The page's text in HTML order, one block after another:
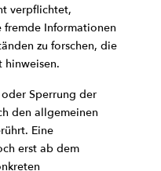
verpflichtet,
Informationen
zu forschen, die
hinweisen.
Sperrung der
den allgemeinen
Eine
erst ab dem